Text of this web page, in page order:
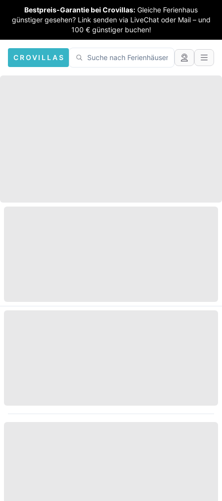
Bestpreis-Garantie bei Crovillas: Gleiche Ferienhaus
günstiger gesehen? Link senden via LiveChat oder Mail – und
100 € günstiger buchen!
CROVILLAS